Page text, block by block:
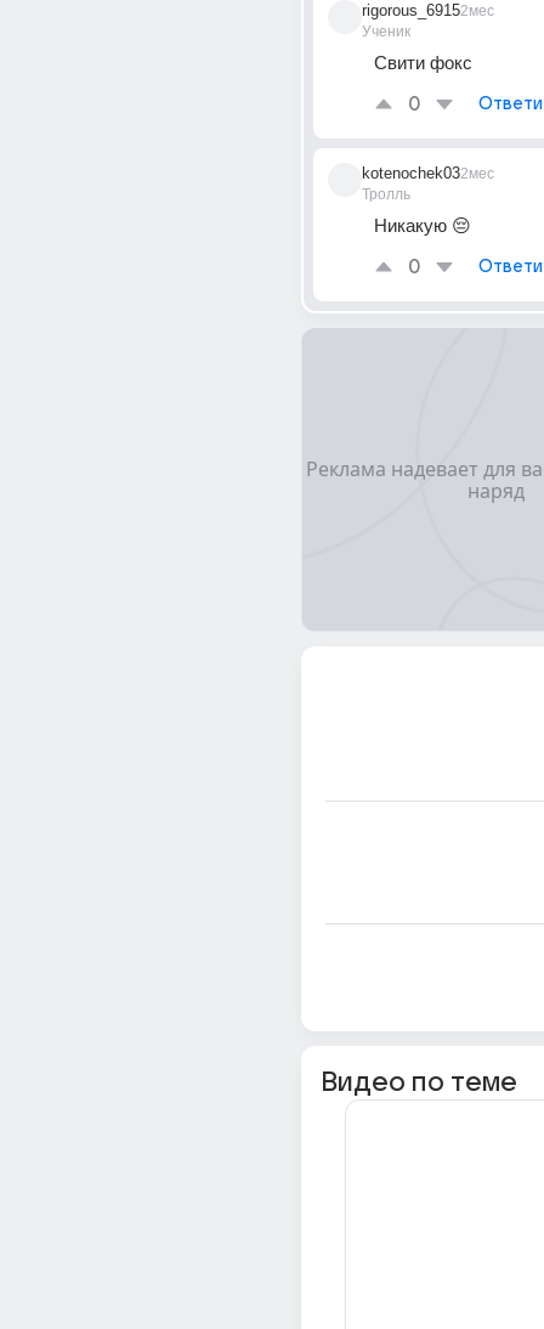
rigorous_6915
Ученик
2мес
Свити фокс
0
kotenochek03
Тролль
2мес
Никакую 😔
0
Видео по теме